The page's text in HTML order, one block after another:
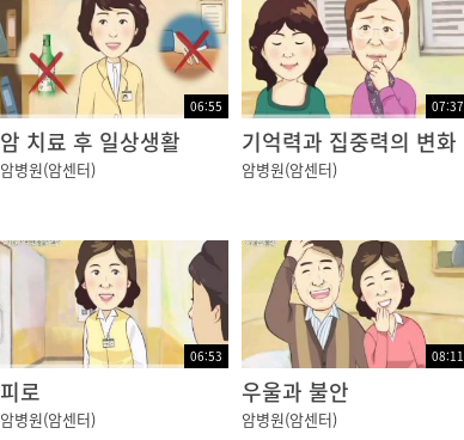
06:55
암 치료 후 일상생활
암병원(암센터)
07:37
기억력과 집중력의 변화
암병원(암센터)
06:53
피로
암병원(암센터)
08:11
우울과 불안
암병원(암센터)